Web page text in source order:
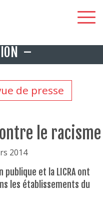
de presse
le racisme
2014
et la LICRA ont
les établissements du